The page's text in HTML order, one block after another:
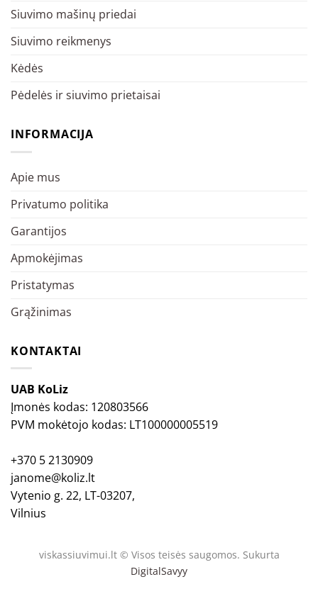
Siuvimo mašinų priedai
Siuvimo reikmenys
Kėdės
Pėdelės ir siuvimo prietaisai
INFORMACIJA
Apie mus
Privatumo politika
Garantijos
Apmokėjimas
Pristatymas
Grąžinimas
KONTAKTAI
UAB KoLiz
Įmonės kodas: 120803566
PVM mokėtojo kodas: LT100000005519
+370 5 2130909
janome@koliz.lt
Vytenio g. 22, LT-03207,
Vilnius
viskassiuvimui.lt © Visos teisės saugomos. Sukurta
DigitalSavyy